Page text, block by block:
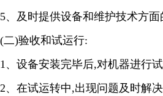
5、及时提供设备和维护技术方面
(二)验收和试运行:
1、设备安装完毕后,对机器进行试
2、在试运转中,出现问题及时解决